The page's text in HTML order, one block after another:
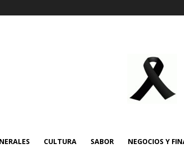
CULTURA SABOR NEGOCIOS Y